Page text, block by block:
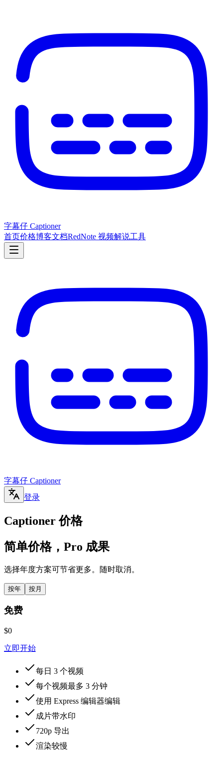
字幕仔 Captioner
首页价格博客文档RedNote 视频解说工具
字幕仔 Captioner
登录
Captioner 价格
简单价格， Pro 成果
选择年度方案可节省更多。随时取消。
按年 按月
免费
$0
立即开始
每日 3 个视频
每个视频最多 3 分钟
使用 Express 编辑器编辑
成片带水印
720p 导出
渲染较慢